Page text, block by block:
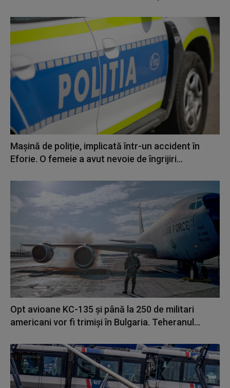
Mașină de poliție, implicată într-un accident în
Eforie. O femeie a avut nevoie de îngrijiri...
Opt avioane KC-135 și până la 250 de militari
americani vor fi trimiși în Bulgaria. Teheranul...